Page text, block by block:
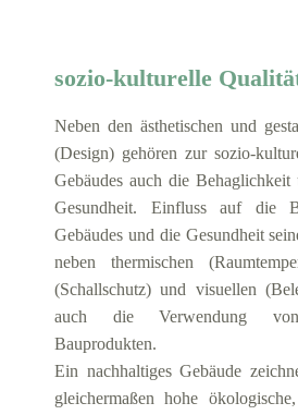
sozio-kulturelle
Neben den ästhetischen und
(Design) gehören zur sozio-
Gebäudes auch die
Gesundheit. Einfluss auf die
Gebäudes und die Gesundheit
neben thermischen
(Schallschutz) und visuellen
auch die Verwendung von
Bauprodukten.
Ein nachhaltiges Gebäude
gleichermaßen hohe